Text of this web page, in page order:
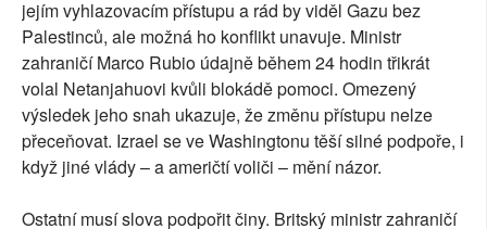
jejím vyhlazovacím přístupu a rád by viděl Gazu bez
Palestinců, ale možná ho konflikt unavuje. Ministr
zahraničí Marco Rubio údajně během 24 hodin třikrát
volal Netanjahuovi kvůli blokádě pomoci. Omezený
výsledek jeho snah ukazuje, že změnu přístupu nelze
přeceňovat. Izrael se ve Washingtonu těší silné podpoře, i
když jiné vlády – a američtí voliči – mění názor.
Ostatní musí slova podpořit činy. Britský ministr zahraničí